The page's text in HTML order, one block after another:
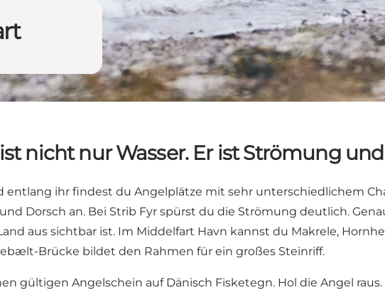
nicht nur Wasser. Er ist Strömung und
entlang ihr findest du Angelplätze mit sehr unterschiedlichem
Dorsch an. Bei Strib Fyr spürst du die Strömung deutlich.
aus sichtbar ist. Im Middelfart Havn kannst du Makrele,
Brücke bildet den Rahmen für ein großes Steinriff.
gültigen Angelschein auf Dänisch Fisketegn. Hol die Angel raus.